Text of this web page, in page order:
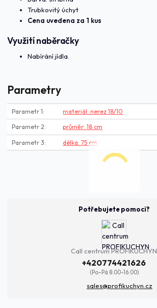
Trubkovitý úchyt
Cena uvedena za 1 kus
Využití naběračky
Nabírání jídla.
Parametry
Parametr 1 materiál: nerez 18/10
Parametr 2 průměr: 18 cm
Parametr 3 délka: 75 cm
Potřebujete pomoci?
Call centrum PROFIKUCHYN
+420774421626
(Po-Pá 8:00-16:00)
sales@profikuchyn.cz